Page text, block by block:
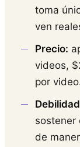
toma
ven
Precio:
videos,
por
sostener
de